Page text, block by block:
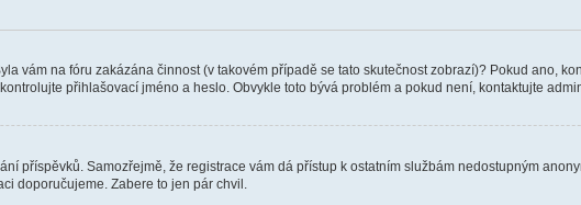
vám na fóru zakázána činnost (v takovém případě se tato skutečnost zobrazí)? Pokud ano,
přihlašovací jméno a heslo. Obvykle toto bývá problém a pokud není, kontaktujte
příspěvků. Samozřejmě, že registrace vám dá přístup k ostatním službám nedostupným
doporučujeme. Zabere to jen pár chvil.